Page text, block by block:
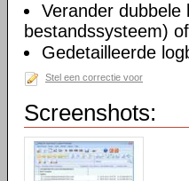
Verander dubbele
bestandssysteem)
Gedetailleerde
Stel een correctie voor
Screenshots: